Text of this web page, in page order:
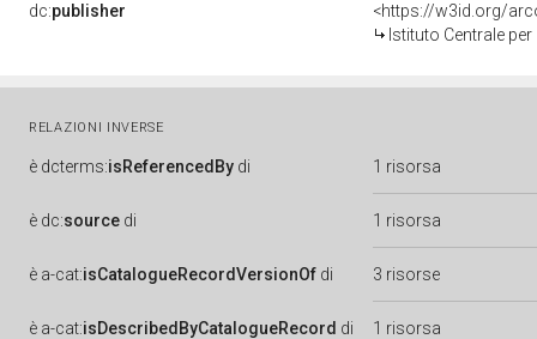
dc:publisher
<https://w3id.org/
Istituto Centrale
RELAZIONI INVERSE
è dcterms:isReferencedBy di 1 risorsa
è dc:source di 1 risorsa
è a-cat:isCatalogueRecordVersionOf di 3 risorse
è a-cat:isDescribedByCatalogueRecord di 1 risorsa